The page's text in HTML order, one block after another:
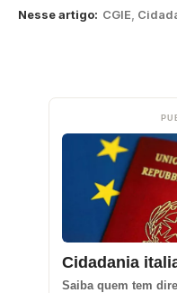
Nesse artigo: CGIE
Cidadania
Saiba quem tem